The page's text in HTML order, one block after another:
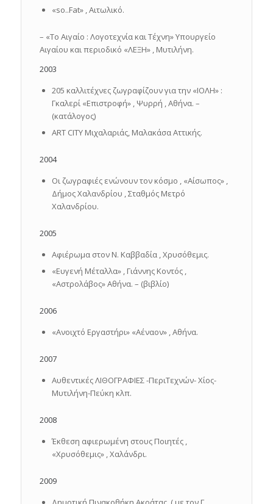
«so..Fat» , Αιτωλικό.
– «Το Αιγαίο : Λογοτεχνία και Τέχνη» Υπουργείο
Αιγαίου και περιοδικό «ΛΕΞΗ» , Μυτιλήνη.
2003
205 καλλιτέχνες ζωγραφίζουν για την «ΙΟΛΗ» :
Γκαλερί «Επιστροφή» , Ψυρρή , Αθήνα. –
(κατάλογος)
ART CITY Mιχαλαριάς, Μαλακάσα Αττικής.
2004
Οι ζωγραφιές ενώνουν τον κόσμο , «Αίσωπος» ,
Δήμος Χαλανδρίου , Σταθμός Μετρό
Χαλανδρίου.
2005
Αφιέρωμα στον Ν. Καββαδία , Χρυσόθεμις.
«Ευγενή Μέταλλα» , Γιάννης Κοντός ,
«Αστρολάβος» Αθήνα. – (βιβλίο)
2006
«Ανοιχτό Εργαστήρι» «Αέναον» , Αθήνα.
2007
Αυθεντικές ΛΙΘΟΓΡΑΦΙΕΣ -ΠεριΤεχνών- Χίος-
Μυτιλήνη-Πεύκη κλπ.
2008
Έκθεση αφιερωμένη στους Ποιητές ,
«Χρυσόθεμις» , Χαλάνδρι.
2009